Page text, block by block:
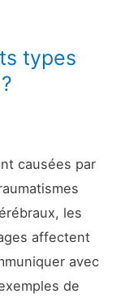
types
causées par
les
affectent
avec
de